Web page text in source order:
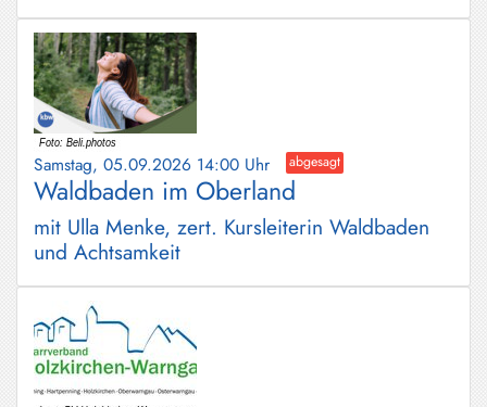
Samstag, 05.09.2026 14:00 Uhr abgesagt
Waldbaden im Oberland
mit Ulla Menke, zert. Kursleiterin Waldbaden
und Achtsamkeit